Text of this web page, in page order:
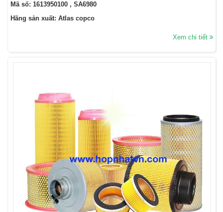
Mã số: 1613950100 , SA6980
Hãng sản xuất: Atlas copco
Xem chi tiết